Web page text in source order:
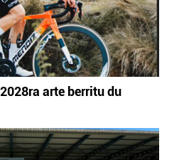
arte berritu du